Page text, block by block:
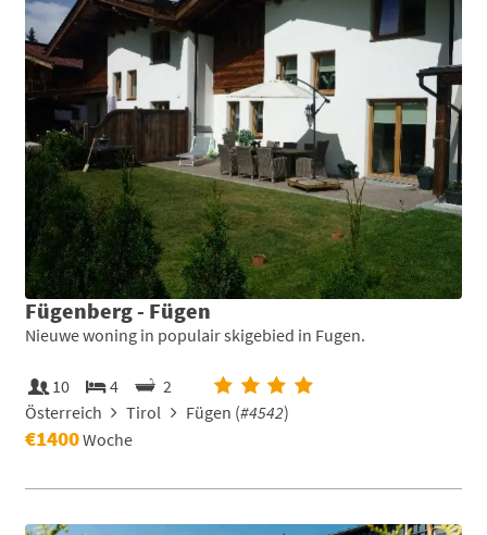
Fügenberg - Fügen
Nieuwe woning in populair skigebied in Fugen.
10 4
2
Österreich
Tirol Fügen (#4542)
€1400Woche